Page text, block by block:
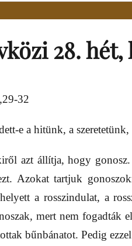
28.
32
e a hitünk, a
azt állítja, hogy
Azokat tartjuk
a rosszindulat, a
, mert nem fogadták
bűnbánatot. Pedig